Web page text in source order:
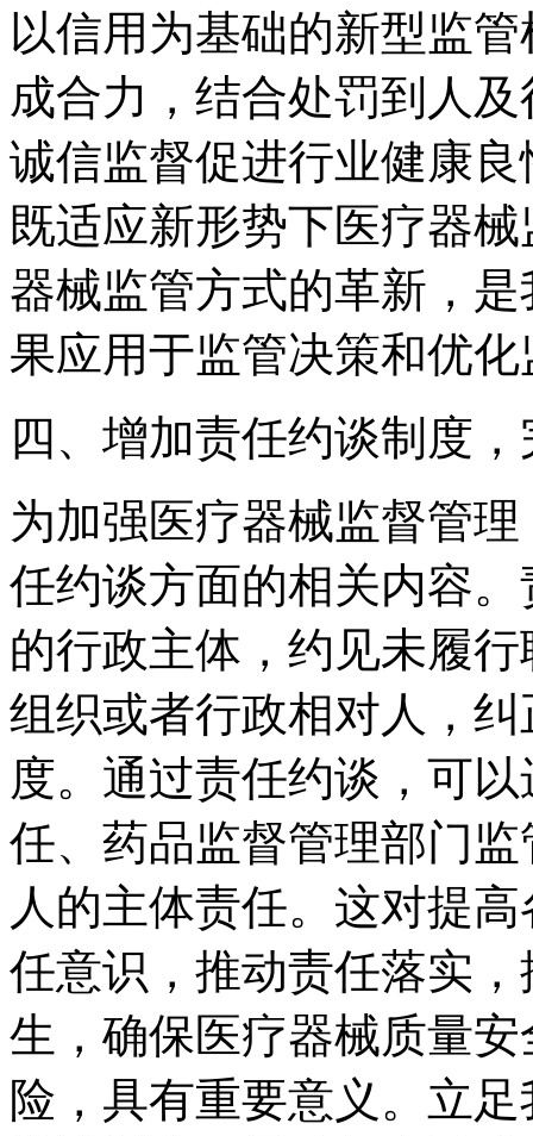
以信用为基础的新型监
成合力，结合处罚到人
诚信监督促进行业健康
既适应新形势下医疗器
器械监管方式的革新，
果应用于监管决策和优
四、增加责任约谈制度
为加强医疗器械监督管
任约谈方面的相关内容
的行政主体，约见未履
组织或者行政相对人，
度。通过责任约谈，可
任、药品监督管理部门
人的主体责任。这对提
任意识，推动责任落实
生，确保医疗器械质量
险，具有重要意义。立